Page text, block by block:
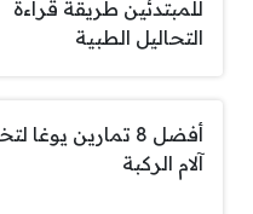
للمبتدئين طريقة قراءة
التحاليل الطبية
أفضل 8 تمارين يوغا
آلام الركبة